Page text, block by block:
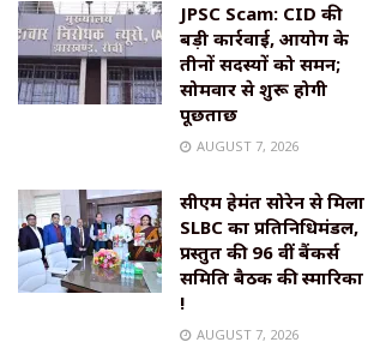
JPSC Scam: CID की
बड़ी कार्रवाई, आयोग के
तीनों सदस्यों को समन;
सोमवार से शुरू होगी
पूछताछ
AUGUST 7, 2026
सीएम हेमंत सोरेन से मिला
SLBC का प्रतिनिधिमंडल,
प्रस्तुत की 96 वीं बैंकर्स
समिति बैठक की स्मारिका
!
AUGUST 7, 2026